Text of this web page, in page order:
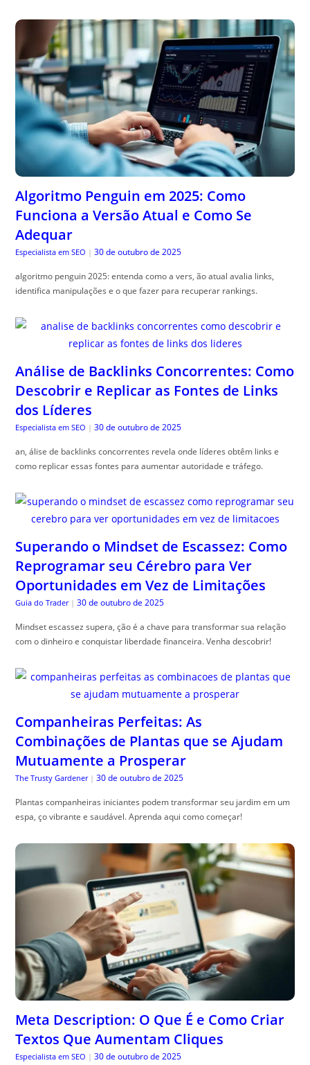
Algoritmo Penguin em 2025: Como
Funciona a Versão Atual e Como Se
Adequar
Especialista em SEO | 30 de outubro de 2025
algoritmo penguin 2025: entenda como a vers, ão atual avalia links,
identifica manipulações e o que fazer para recuperar rankings.
Análise de Backlinks Concorrentes: Como
Descobrir e Replicar as Fontes de Links
dos Líderes
Especialista em SEO | 30 de outubro de 2025
an, álise de backlinks concorrentes revela onde líderes obtêm links e
como replicar essas fontes para aumentar autoridade e tráfego.
Superando o Mindset de Escassez: Como
Reprogramar seu Cérebro para Ver
Oportunidades em Vez de Limitações
Guia do Trader | 30 de outubro de 2025
Mindset escassez supera, ção é a chave para transformar sua relação
com o dinheiro e conquistar liberdade financeira. Venha descobrir!
Companheiras Perfeitas: As
Combinações de Plantas que se Ajudam
Mutuamente a Prosperar
The Trusty Gardener | 30 de outubro de 2025
Plantas companheiras iniciantes podem transformar seu jardim em um
espa, ço vibrante e saudável. Aprenda aqui como começar!
Meta Description: O Que É e Como Criar
Textos Que Aumentam Cliques
Especialista em SEO | 30 de outubro de 2025